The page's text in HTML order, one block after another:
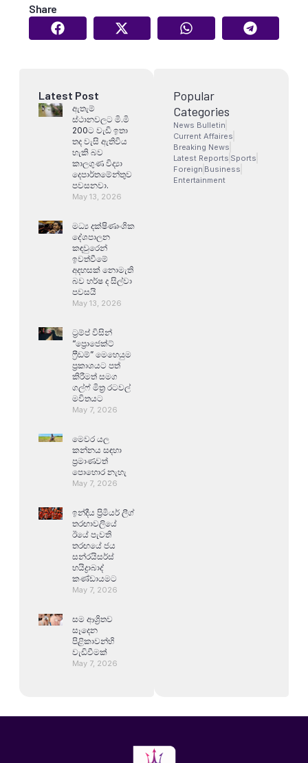
Share
Latest Post
ඇතැම්
ස්ථානවලට මි.මි
200ට වැඩි ඉතා
තද වැසි ඇතිවිය
හැකි බව
කාලගුණ විද්‍යා
දෙපාර්තමේන්තුව
පවසනවා.
May 13, 2026
මධ්‍ය දක්ෂිණාංශික
දේශපාලන
කඳවුරෙන්
ඉවත්වීමේ
අදහසක් නොමැති
බව හර්ෂ ද සිල්වා
පවසයි
May 13, 2026
ට්‍රම්ප් විසින්
“ප්‍රොජෙක්ට්
ෆ්‍රීඩම්” මෙහෙයුම
ප්‍රකාශයට පත්
කිරීමත් සමග
ගල්ෆ් මිත්‍ර රටවල්
මවිතයට
May 7, 2026
මෙවර යල
කන්නය සඳහා
ප්‍රමාණවත්
පොහොර නැහැ
May 7, 2026
ඉන්දීය ප්‍රිමියර් ලීග්
තරඟාවලියේ
ඊයේ පැවති
තරඟයේ ජය
සන්රයිසර්ස්
හයිද්‍රාබාද්
කණ්ඩායමට
May 7, 2026
සම ආශ්‍රිතව
සෑදෙන
පිළිකාවන්හි
වැඩිවීමක්
May 7, 2026
Popular
Categories
News Bulletin
Current Affaires
Breaking News
Latest Reports Sports
Foreign Business
Entertainment